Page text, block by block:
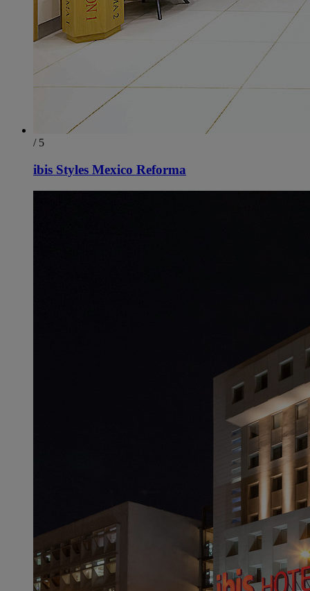
/ 5
ibis Styles Mexico Reforma